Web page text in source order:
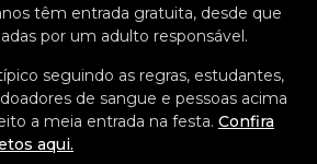
têm entrada gratuita, desde que
por um adulto responsável.
seguindo as regras, estudantes,
de sangue e pessoas acima
a meia entrada na festa. Confira
aqui.